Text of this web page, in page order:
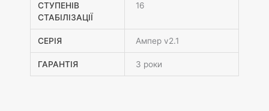
СТУПЕНІВ
СТАБІЛІЗАЦІЇ
16
СЕРІЯ Ампер v2.1
ГАРАНТІЯ 3 роки